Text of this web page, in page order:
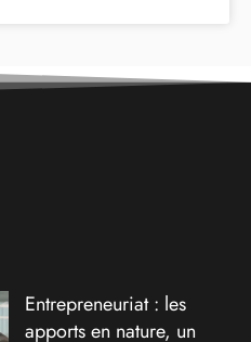
Entrepreneuriat : les
apports en nature, un